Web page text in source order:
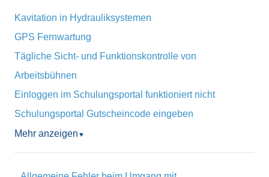
Kavitation in Hydrauliksystemen
GPS Fernwartung
Tägliche Sicht- und Funktionskontrolle von
Arbeitsbühnen
Einloggen im Schulungsportal funktioniert nicht
Schulungsportal Gutscheincode eingeben
Mehr anzeigen ▼